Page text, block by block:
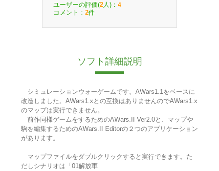
ユーザーの評価(2 人)： 4
コメント： 2件
ソフト詳細説明
シミュレーションウォーゲームです。AWars1.1をベースに
改造しました。AWars1.xとの互換はありませんのでAWars1.x
のマップは実行できません。
前作同様ゲームをするためのAWars.II Ver2.0と、マップや
駒を編集するためのAWars.II Editorの２つのアプリケーション
があります。
マップファイルをダブルクリックすると実行できます。た
だしシナリオは「01解放軍